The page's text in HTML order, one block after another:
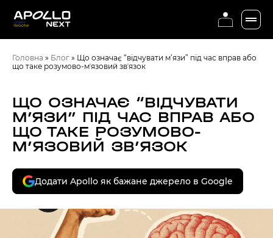
Головна » Блог » Що означає “відчувати м’язи” під час вправ або
що таке розумово-мʼязовий звʼязок
ЩО ОЗНАЧАЄ “ВІДЧУВАТИ
М’ЯЗИ” ПІД ЧАС ВПРАВ АБО
ЩО ТАКЕ РОЗУМОВО-
МʼЯЗОВИЙ ЗВʼЯЗОК
Додати Apollo як бажане джерело в Google